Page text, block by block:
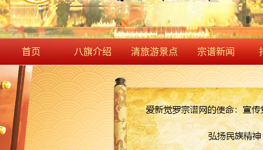
首页 八旗介绍 清旅游景点 宗谱新闻